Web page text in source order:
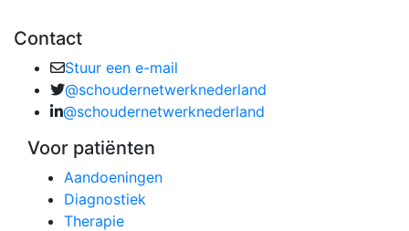
Contact
Stuur een e-mail
@schoudernetwerknederland
@schoudernetwerknederland
Voor patiënten
Aandoeningen
Diagnostiek
Therapie